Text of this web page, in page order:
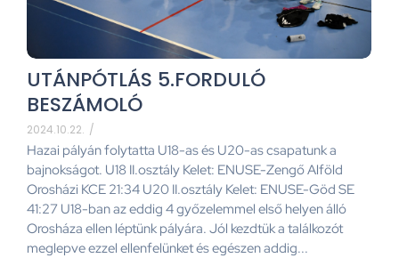
UTÁNPÓTLÁS 5.FORDULÓ
BESZÁMOLÓ
2024.10.22. /
Hazai pályán folytatta U18-as és U20-as csapatunk a
bajnokságot. U18 II.osztály Kelet: ENUSE-Zengő Alföld
Orosházi KCE 21:34 U20 II.osztály Kelet: ENUSE-Göd SE
41:27 U18-ban az eddig 4 győzelemmel első helyen álló
Orosháza ellen léptünk pályára. Jól kezdtük a találkozót
meglepve ezzel ellenfelünket és egészen addig...